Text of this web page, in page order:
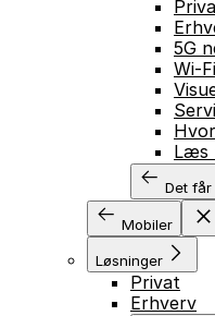
5G
Wi-
Læs
Det får
Mobiler
Løsninger
Privat
Erhverv